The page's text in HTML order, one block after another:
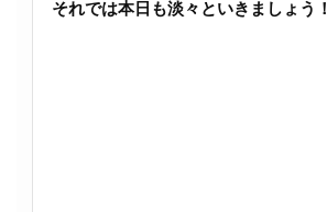
それでは本日も淡々といきましょう！